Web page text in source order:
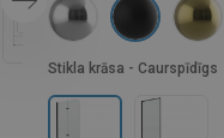
Stikla krāsa - Caurspīdīgs